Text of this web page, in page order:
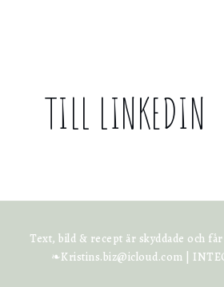
TILL LINKEDIN
Text, bild & recept är skyddade och
❧Kristins.biz@icloud.com |